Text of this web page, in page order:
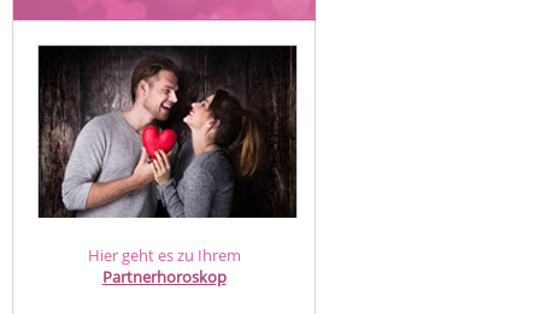
Hier geht es zu Ihrem
Partnerhoroskop